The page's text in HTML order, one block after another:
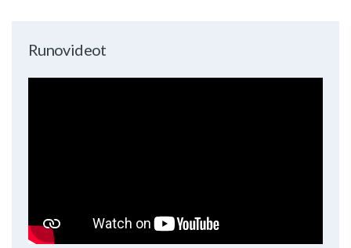
Runovideot